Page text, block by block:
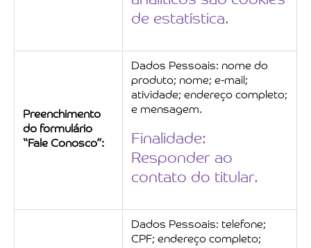
de estatística.
Preenchimento
do formulário
“Fale Conosco”:
Dados Pessoais: nome do
produto; nome; e-mail;
atividade; endereço completo;
e mensagem.
Finalidade:
Responder ao
contato do titular.
Dados Pessoais: telefone;
CPF; endereço completo;